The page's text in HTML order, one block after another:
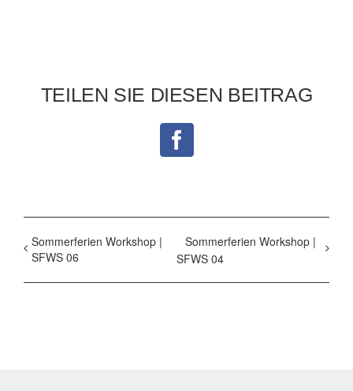
TEILEN SIE DIESEN BEITRAG
Facebook
Sommerferien Workshop |
SFWS 06
Sommerferien Workshop |
SFWS 04